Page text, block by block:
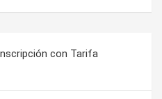
t
s
k
n
t
con Tarifa